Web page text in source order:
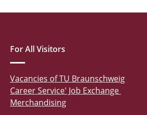
For All Visitors
Vacancies of TU Braunschweig
Career Service' Job Exchange
Merchandising